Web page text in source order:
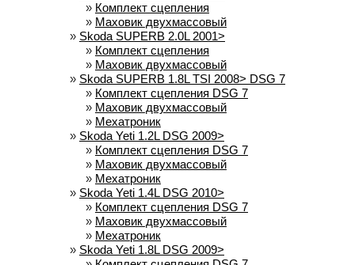
» Комплект сцепления
» Маховик двухмассовый
» Skoda SUPERB 2.0L 2001>
» Комплект сцепления
» Маховик двухмассовый
» Skoda SUPERB 1.8L TSI 2008> DSG 7
» Комплект сцепления DSG 7
» Маховик двухмассовый
» Мехатроник
» Skoda Yeti 1.2L DSG 2009>
» Комплект сцепления DSG 7
» Маховик двухмассовый
» Мехатроник
» Skoda Yeti 1.4L DSG 2010>
» Комплект сцепления DSG 7
» Маховик двухмассовый
» Мехатроник
» Skoda Yeti 1.8L DSG 2009>